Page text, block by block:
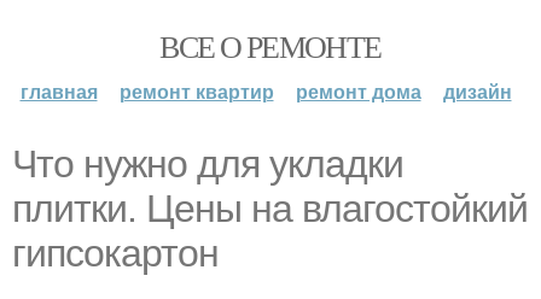
ВСЕ О РЕМОНТЕ
главная ремонт квартир ремонт дома дизайн
Что нужно для укладки
плитки. Цены на влагостойкий
гипсокартон